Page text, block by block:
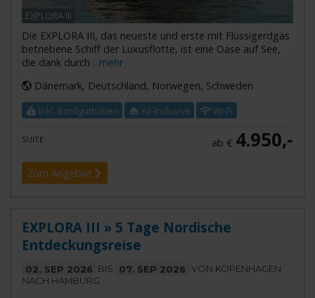
EXPLORA III
Die EXPLORA III, das neueste und erste mit Flüssigerdgas
betriebene Schiff der Luxusflotte, ist eine Oase auf See,
die dank durch ...mehr
Dänemark, Deutschland, Norwegen, Schweden
Inkl. Bordguthaben All-Inclusive Wi-Fi
SUITE ab € 4.950,-
Zum Angebot
EXPLORA III » 5 Tage Nordische
Entdeckungsreise
02. SEP 2026 BIS 07. SEP 2026 VON KOPENHAGEN
NACH HAMBURG